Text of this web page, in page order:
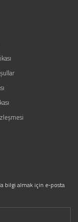
bilgi almak için e-posta